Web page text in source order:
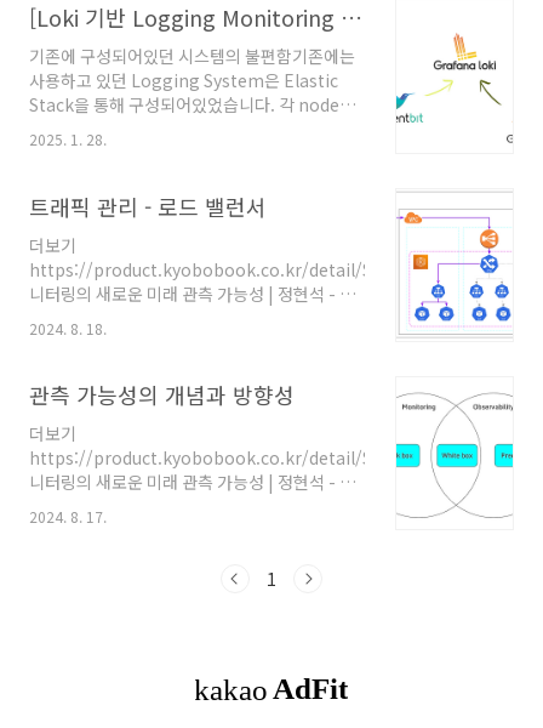
독립적으로 작동하여 일관된 데이터 수집이 ..
성능을 개선하기 위해 데이터 분석을 해야 합니
다. 이 글에서는 모니터링과 관측가능성의 차이
점, 주요 데이터 유형(메트릭, 로그, 트레이
싱), 그리고 SLI, SLO, SLA 개념을 정리해보겠
습니다. 모니터링과 관측가능성 모니터링관측가
능성정의특정 메트릭을 추적하여 문제를 감지외
고 시스템을 최적화데이터 소스미리 정의된 매트
릭(CPU..
[Loki 기반 Logging Monitoring System 구축] Chunks 생성과 Flush 동작 구조
기존에 구성되어있던 시스템의 불편함기존에는
사용하고 있던 Logging System은 Elastic
Stack을 통해 구성되어있었습니다. 각 node에
daemonset으로 배포되어 있는 filebeat를 통
해 STDOUT으로 출력되는 로그를 수집하고, 버
ElasticSearch를 통해 집계하여 Kibana로 대
시보드를 구성하여 로그를 확인하는 시스템이었
습니다. 하지만 elasticsearch에는 큰 단점으
로 느꼈던 점은 사전에 index를 꼭 설정해줘야
한다는 점과, timestamp로 매핑되지 않는다는
것이었습니다. 특히, 개발팀에서 수집이 되어야
다르게 ..
2025. 1. 28.
트래픽 관리 - 로드 밸런서
더보기
https://product.kyobobook.co.kr/detail/S000211468119 모
니터링의 새로운 미래 관측 가능성 | 정현석 - 교
이크로서비스와 인공지능 사례 중심의 관측 가능
되고 시스템이 복잡해질수록 근본 원인 분석을
위한product.kyobobook.co.kr [모니터링의
새로운 미래 관측 가능성] 를 공부하며 정리하는
포스트입니다. 트래픽 관리단일 구조클라우드 환
경은 많은 사용자들이 공용의 리소스를 사용하는
멀티 테넌트 환경입니다. 많은 장애의 대부분은
흡하고, 고객에게 정확한 사실이 전달되지 ..
2024. 8. 18.
관측 가능성의 개념과 방향성
더보기
https://product.kyobobook.co.kr/detail/S000211468119 모
니터링의 새로운 미래 관측 가능성 | 정현석 - 교
이크로서비스와 인공지능 사례 중심의 관측 가능
되고 시스템이 복잡해질수록 근본 원인 분석을
템을 운영하는 데 모니터링의 역할은 매우 중요
합니다. 근래 들어서는 관측 가능성의 소개와 함
2024. 8. 17.
1